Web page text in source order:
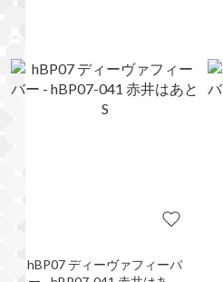
hBP07 ディーヴァフィーバ